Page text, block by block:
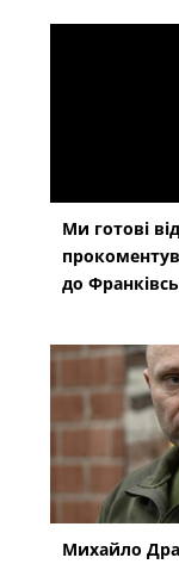
Ми готові
до
Михайло